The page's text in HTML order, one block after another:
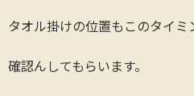
タオル掛けの位置もこのタイミ
確認んしてもらいます。